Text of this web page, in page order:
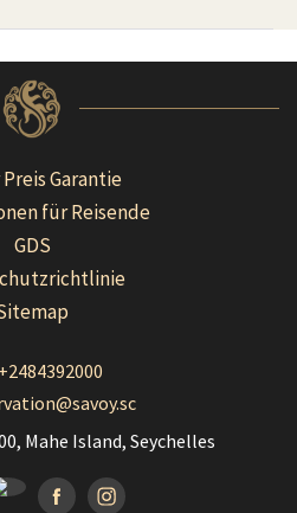
Garantie
für Reisende
GDS
+2484392000
Mahe Island, Seychelles
FacebookInstagramm